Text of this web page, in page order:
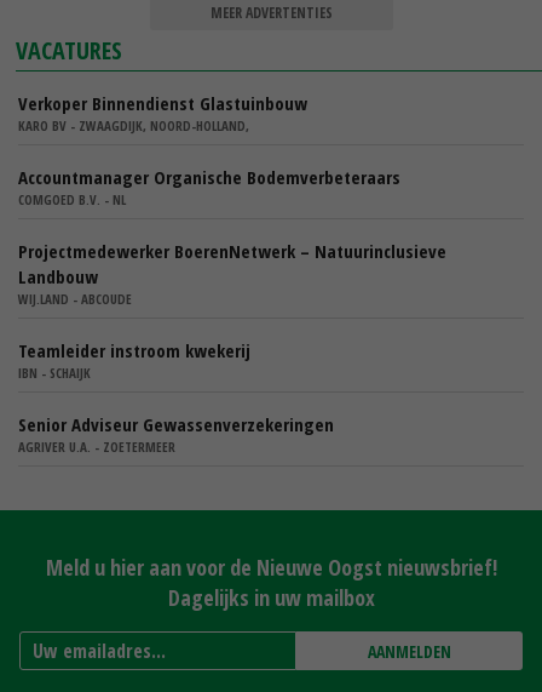
MEER ADVERTENTIES
VACATURES
Verkoper Binnendienst Glastuinbouw
KARO BV - ZWAAGDIJK, NOORD-HOLLAND,
Accountmanager Organische Bodemverbeteraars
COMGOED B.V. - NL
Projectmedewerker BoerenNetwerk – Natuurinclusieve
Landbouw
WIJ.LAND - ABCOUDE
Teamleider instroom kwekerij
IBN - SCHAIJK
Senior Adviseur Gewassenverzekeringen
AGRIVER U.A. - ZOETERMEER
Meld u hier aan voor de Nieuwe Oogst nieuwsbrief!
Dagelijks in uw mailbox
AANMELDEN